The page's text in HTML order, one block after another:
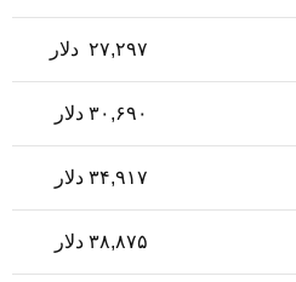
۲۷,۲۹۷ دلار
۳۰,۶۹۰ دلار
۳۴,۹۱۷ دلار
۳۸,۸۷۵ دلار